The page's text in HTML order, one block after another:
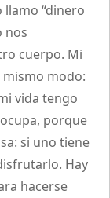
“dinero
nos
cuerpo. Mi
modo:
vida tengo
porque
si uno tiene
Hay
hacerse